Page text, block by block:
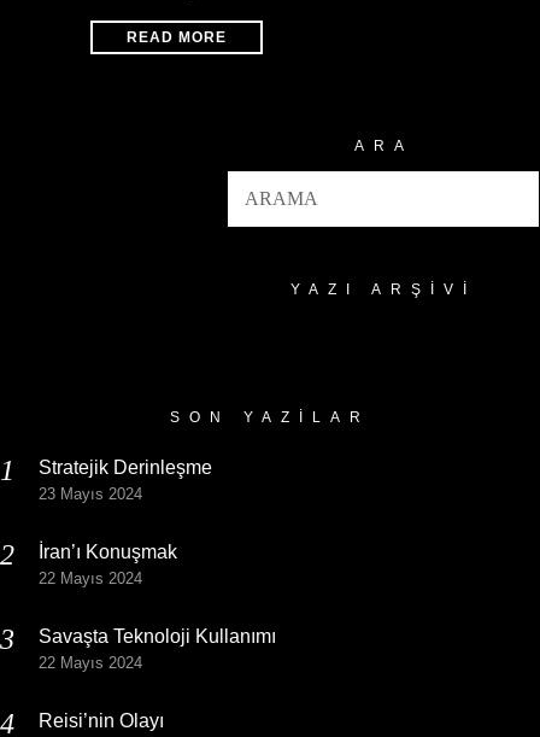
READ MORE
ARA
YAZI ARŞIVI
SON YAZILAR
Stratejik Derinleşme
23 Mayıs 2024
İran’ı Konuşmak
22 Mayıs 2024
Savaşta Teknoloji Kullanımı
22 Mayıs 2024
Reisi’nin Olayı